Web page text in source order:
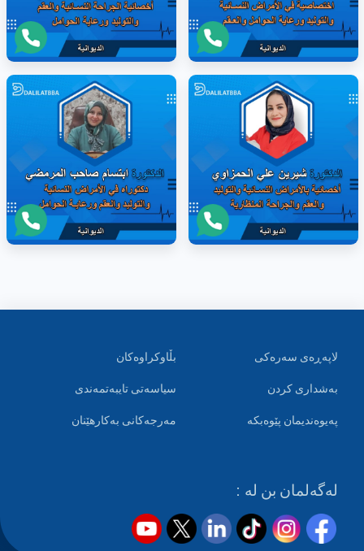
لاپەڕەی سەرەکی
بەشداری کردن
پەیوەندیمان پێوەبکە
بڵاوکراوەکان
سیاسەتی تایبەتمەندی
مەرجەکانی بەکارهێنان
لەگەلمان بن لە :